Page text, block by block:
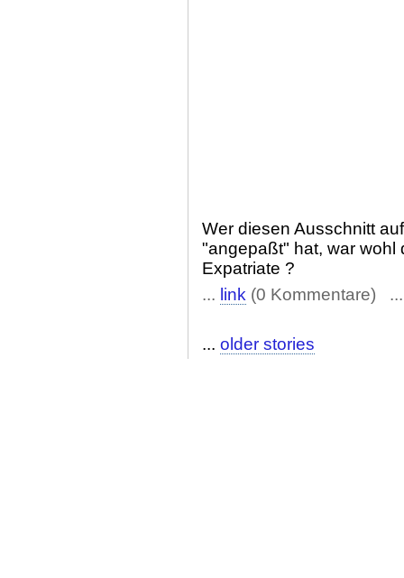
Wer diesen Ausschnitt
"angepaßt" hat, war wohl
Expatriate ?
... link (0 Kommentare)
... older stories